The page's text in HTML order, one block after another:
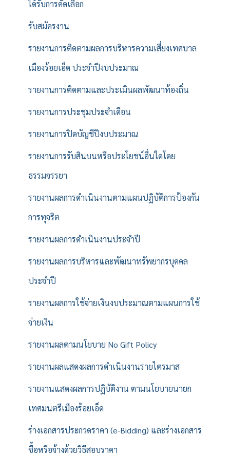
ได้รับการคัดเลือก
รับสมัครงาน
รายงานการติดตามผลการบริหารความเสี่ยงเทศบาล
เมืองร้อยเอ็ด ประจำปีงบประมาณ
รายงานการติดตามและประเมินผลพัฒนาท้องถิ่น
รายงานการประชุมประจำเดือน
รายงานการปิดบัญชีปีงบประมาณ
รายงานการรับสินบนหรือประโยชน์อื่นใดโดย
ธรรมจรรยา
รายงานผลการดำเนินงานตามแผนปฏิบัติการป้องกัน
การทุจริต
รายงานผลการดำเนินงานประจำปี
รายงานผลการบริหารและพัฒนาทรัพยากรบุคคล
ประจำปี
รายงานผลการใช้จ่ายเงินงบประมาณตามแผนการใช้
จ่ายเงิน
รายงานผลตามนโยบาย No Gift Policy
รายงานผลแสดงผลการดำเนินงานรายไตรมาส
รายงานแสดงผลการปฏิบัติงาน ตามนโยบายนายก
เทศมนตรีเมืองร้อยเอ็ด
ร่างเอกสารประกวดราคา (e-Bidding) และร่างเอกสาร
ซื้อหรือจ้างด้วยวิธีสอบราคา